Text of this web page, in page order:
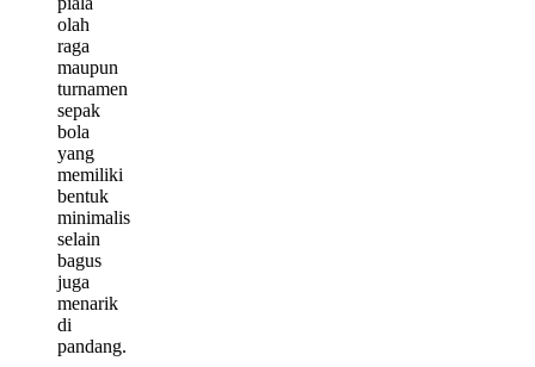
olah
raga
maupun
turnamen
sepak
bola
yang
memiliki
bentuk
minimalis
selain
bagus
juga
menarik
di
pandang.